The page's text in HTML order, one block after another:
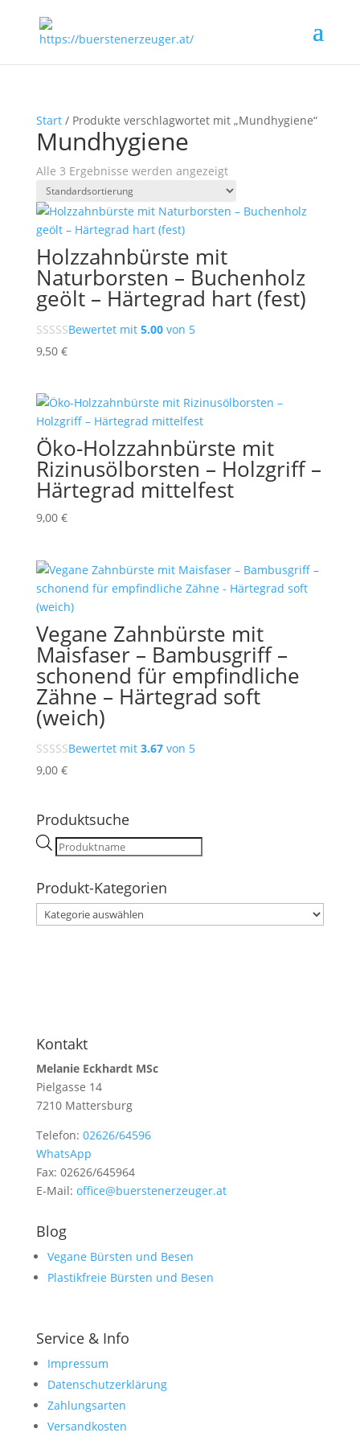
Start/ Produkte verschlagwortet mit „Mundhygiene“
Mundhygiene
Alle 3 Ergebnisse werden angezeigt
Holzzahnbürste mit
Naturborsten – Buchenholz
geölt – Härtegrad hart (fest)
Bewertet mit 5.00von 5
9,50 €
Öko-Holzzahnbürste mit
Rizinusölborsten – Holzgriff –
Härtegrad mittelfest
9,00 €
Vegane Zahnbürste mit
Maisfaser – Bambusgriff –
schonend für empfindliche
Zähne – Härtegrad soft
(weich)
Bewertet mit 3.67von 5
9,00 €
Produktsuche
Products
search
Produkt-Kategorien
Kontakt
Melanie Eckhardt MSc
Pielgasse 14
7210 Mattersburg
Telefon: 02626/64596
WhatsApp
Fax: 02626/645964
E-Mail: office@buerstenerzeuger.at
Blog
Vegane Bürsten und Besen
Plastikfreie Bürsten und Besen
Service & Info
Impressum
Datenschutzerklärung
Zahlungsarten
Versandkosten